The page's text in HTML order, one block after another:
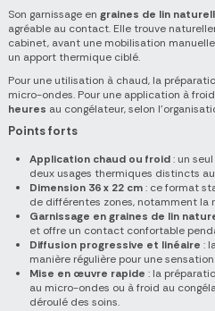
Son garnissage en graines de lin
agréable au contact. Elle trouve
cabinet, avant une mobilisation
un apport thermique ciblé.
Pour une utilisation à chaud, la
micro-ondes. Pour une application à
heures au congélateur, selon
Points forts
Application chaud ou froid: un
deux usages thermiques distincts
Dimension 36 x 22 cm: ce format
de différentes zones, notamment la
Garnissage en graines de lin
et offre un contact confortable
Diffusion progressive et linéaire :
manière régulière pour une
Mise en œuvre rapide : la
au micro-ondes ou à froid au
déroulé des soins.